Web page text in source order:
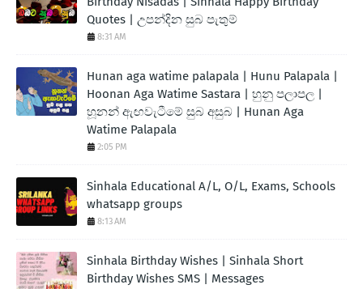
Quotes | උපන්දින සුබ පැතුම්
8:31 AM
Hunan aga watime palapala | Hunu Palapala |
Hoonan Aga Watime Sastara | හුනු පලාපල |
හූනන් ඇඟවැටීමේ සුබ අසුබ | Hunan Aga
Watime Palapala
2:05 PM
Sinhala Educational A/L, O/L, Exams, Schools
whatsapp groups
8:13 AM
Sinhala Birthday Wishes | Sinhala Short
Birthday Wishes SMS | Messages